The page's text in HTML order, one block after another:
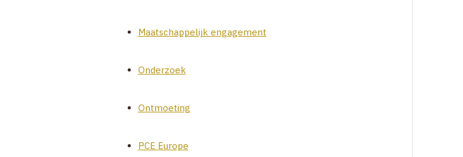
Maatschappelijk engagement
Onderzoek
Ontmoeting
PCE Europe